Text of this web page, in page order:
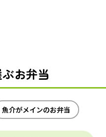
お弁当
魚介がメインのお弁当